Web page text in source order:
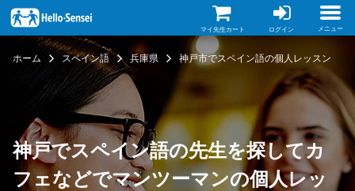
イ
ン
コ
マイ先生カート ログイン メニュー
ホーム スペイン語 兵庫県 神戸市でスペイン語の個人レッスン
神戸でスペイン語の先生を探してカ
フェなどでマンツーマンの個人レッ